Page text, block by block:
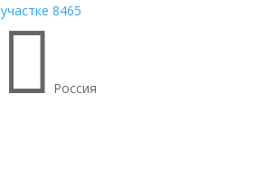
участке 8465
 Россия